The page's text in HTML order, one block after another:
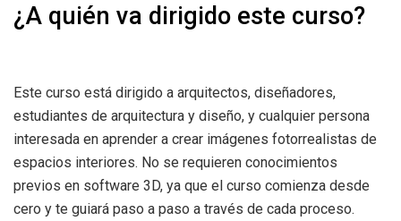
¿A quién va dirigido este curso?
Este curso está dirigido a arquitectos, diseñadores,
estudiantes de arquitectura y diseño, y cualquier persona
interesada en aprender a crear imágenes fotorrealistas de
espacios interiores. No se requieren conocimientos
previos en software 3D, ya que el curso comienza desde
cero y te guiará paso a paso a través de cada proceso.